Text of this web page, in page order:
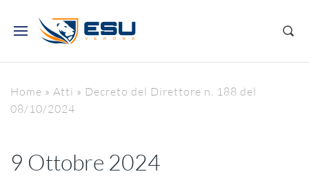
Home » Atti » Decreto del Direttore n. 188 del
08/10/2024
9 Ottobre 2024